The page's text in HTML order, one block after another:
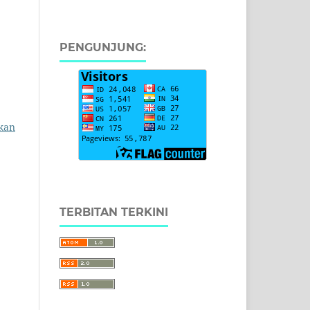
PENGUNJUNG:
TERBITAN TERKINI